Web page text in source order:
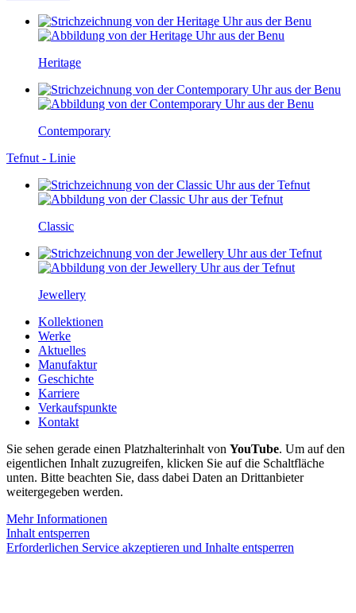
Heritage
Contemporary
Tefnut - Linie
Classic
Jewellery
Kollektionen
Werke
Aktuelles
Manufaktur
Geschichte
Karriere
Verkaufspunkte
Kontakt
Sie sehen gerade einen Platzhalterinhalt von YouTube. Um auf den
eigentlichen Inhalt zuzugreifen, klicken Sie auf die Schaltfläche
unten. Bitte beachten Sie, dass dabei Daten an Drittanbieter
weitergegeben werden.
Mehr Informationen
Inhalt entsperren
Erforderlichen Service akzeptieren und Inhalte entsperren